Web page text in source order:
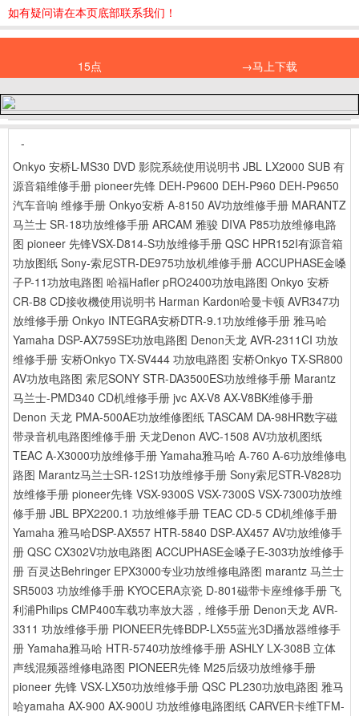
如有疑问请在本页底部联系我们！
15点 →马上下载
-
Onkyo 安桥L-MS30 DVD 影院系統使用说明书 JBL LX2000 SUB 有
源音箱维修手册 pioneer先锋 DEH-P9600 DEH-P960 DEH-P9650
汽车音响 维修手册 Onkyo安桥 A-8150 AV功放维修手册 MARANTZ
马兰士 SR-18功放维修手册 ARCAM 雅骏 DIVA P85功放维修电路
图 pioneer 先锋VSX-D814-S功放维修手册 QSC HPR152I有源音箱
功放图纸 Sony-索尼STR-DE975功放机维修手册 ACCUPHASE金嗓
子P-11功放电路图 哈福Hafler pRO2400功放电路图 Onkyo 安桥
CR-B8 CD接收機使用说明书 Harman Kardon哈曼卡顿 AVR347功
放维修手册 Onkyo INTEGRA安桥DTR-9.1功放维修手册 雅马哈
Yamaha DSP-AX759SE功放电路图 Denon天龙 AVR-2311CI 功放
维修手册 安桥Onkyo TX-SV444 功放电路图 安桥Onkyo TX-SR800
AV功放电路图 索尼SONY STR-DA3500ES功放维修手册 Marantz
马兰士-PMD340 CD机维修手册 jvc AX-V8 AX-V8BK维修手册
Denon 天龙 PMA-500AE功放维修图纸 TASCAM DA-98HR数字磁
带录音机电路图维修手册 天龙Denon AVC-1508 AV功放机图纸
TEAC A-X3000功放维修手册 Yamaha雅马哈 A-760 A-6功放维修电
路图 Marantz马兰士SR-12S1功放维修手册 Sony索尼STR-V828功
放维修手册 pioneer先锋 VSX-9300S VSX-7300S VSX-7300功放维
修手册 JBL BPX2200.1 功放维修手册 TEAC CD-5 CD机维修手册
Yamaha 雅马哈DSP-AX557 HTR-5840 DSP-AX457 AV功放维修手
册 QSC CX302V功放电路图 ACCUPHASE金嗓子E-303功放维修手
册 百灵达Behringer EPX3000专业功放维修电路图 marantz 马兰士
SR5003 功放维修手册 KYOCERA京瓷 D-801磁带卡座维修手册 飞
利浦Philips CMP400车载功率放大器，维修手册 Denon天龙 AVR-
3311 功放维修手册 PIONEER先锋BDP-LX55蓝光3D播放器维修手
册 Yamaha雅马哈 HTR-5740功放维修手册 ASHLY LX-308B 立体
声线混频器维修电路图 PIONEER先锋 M25后级功放维修手册
pioneer 先锋 VSX-LX50功放维修手册 QSC PL230功放电路图 雅马
哈yamaha AX-900 AX-900U 功放维修电路图纸 CARVER卡维TFM-